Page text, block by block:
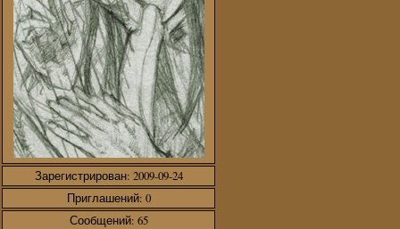
Зарегистрирован: 2009-09-24
Приглашений: 0
Сообщений: 65